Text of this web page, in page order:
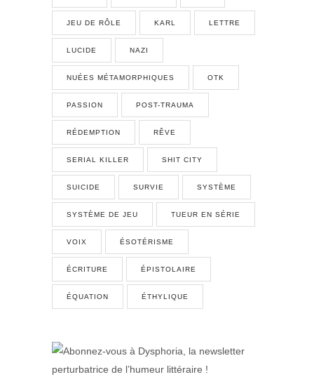
JEU DE RÔLE KARL LETTRE
LUCIDE NAZI
NUÉES MÉTAMORPHIQUES OTK
PASSION POST-TRAUMA
RÉDEMPTION RÊVE
SERIAL KILLER SHIT CITY
SUICIDE SURVIE SYSTÈME
SYSTÈME DE JEU TUEUR EN SÉRIE
VOIX ÉSOTÉRISME
ÉCRITURE ÉPISTOLAIRE
ÉQUATION ÉTHYLIQUE